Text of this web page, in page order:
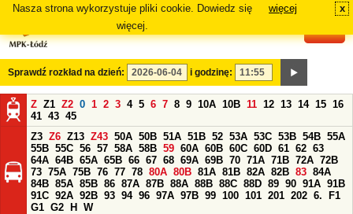
Nasza strona wykorzystuje pliki cookie. Dowiedz się
więcej.
więcej x
Sprawdź rozkład na dzień: i godzinę:
Z Z1 Z2 0 1 2 3 4 5 6 7 8 9 10A 10B 11 12 13 14 15 16
41 43 45
Z3 Z6 Z13 Z43 50A 50B 51A 51B 52 53A 53C 53B 54B 55A
55B 55C 56 57 58A 58B 59 60A 60B 60C 60D 61 62 63
64A 64B 65A 65B 66 67 68 69A 69B 70 71A 71B 72A 72B
73 75A 75B 76 77 78 80A 80B 81A 81B 82A 82B 83 84A
84B 85A 85B 86 87A 87B 88A 88B 88C 88D 89 90 91A 91B
91C 92A 92B 93 94 96 97A 97B 99 100 101 201 202 6.
F1
G1 G2 H
W